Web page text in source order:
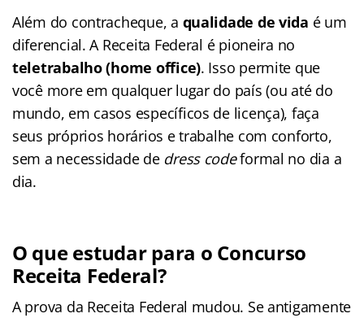
Além do contracheque, a qualidade de vida é um
diferencial. A Receita Federal é pioneira no
teletrabalho (home office). Isso permite que
você more em qualquer lugar do país (ou até do
mundo, em casos específicos de licença), faça
seus próprios horários e trabalhe com conforto,
sem a necessidade de dress codeformal no dia a
dia.
O que estudar para o Concurso
Receita Federal?
A prova da Receita Federal mudou. Se antigamente